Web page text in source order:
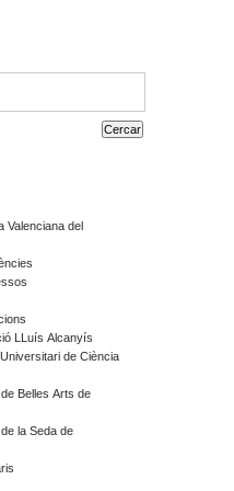
Valenciana del
LLuís Alcanyís
de Ciència
Belles Arts de
la Seda de